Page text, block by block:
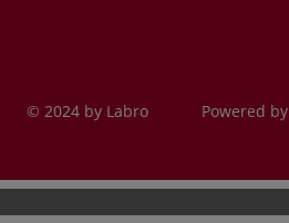
© 2024 by Labro Powered by